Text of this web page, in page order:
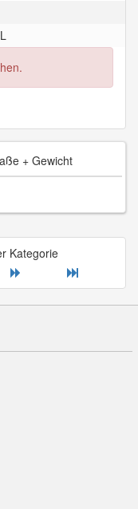
+ Gewicht
Kategorie